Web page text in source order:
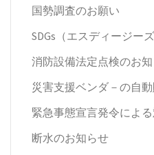
国勢調査のお願い
SDGs（エスディージー
消防設備法定点検のお
災害支援ベンダ－の自
緊急事態宣言発令によ
断水のお知らせ